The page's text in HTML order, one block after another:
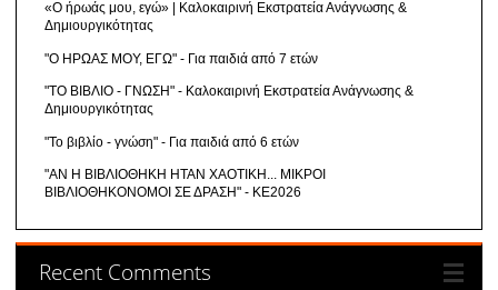
«Ο ήρωάς μου, εγώ» | Καλοκαιρινή Εκστρατεία Ανάγνωσης &
Δημιουργικότητας
"Ο ΗΡΩΑΣ ΜΟΥ, ΕΓΩ" - Για παιδιά από 7 ετών
"ΤΟ ΒΙΒΛΙΟ - ΓΝΩΣΗ" - Καλοκαιρινή Εκστρατεία Ανάγνωσης &
Δημιουργικότητας
"Το βιβλίο - γνώση" - Για παιδιά από 6 ετών
"ΑΝ Η ΒΙΒΛΙΟΘΗΚΗ ΗΤΑΝ ΧΑΟΤΙΚΗ... ΜΙΚΡΟΙ
ΒΙΒΛΙΟΘΗΚΟΝΟΜΟΙ ΣΕ ΔΡΑΣΗ" - ΚΕ2026
Recent Comments